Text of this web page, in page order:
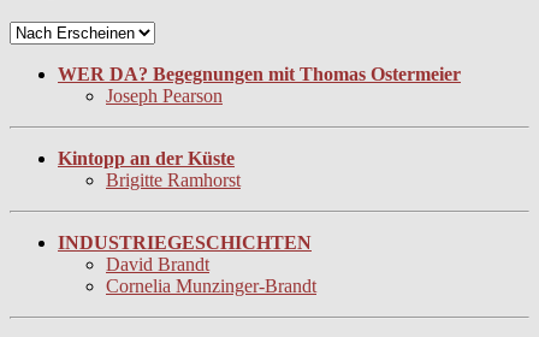
WER DA? Begegnungen mit Thomas Ostermeier
Joseph Pearson
Kintopp an der Küste
Brigitte Ramhorst
INDUSTRIEGESCHICHTEN
David Brandt
Cornelia Munzinger-Brandt